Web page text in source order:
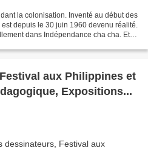
la colonisation. Inventé au début des
depuis le 30 juin 1960 devenu réalité.
dans Indépendance cha cha. Et
aux Philippines et
Expositions...